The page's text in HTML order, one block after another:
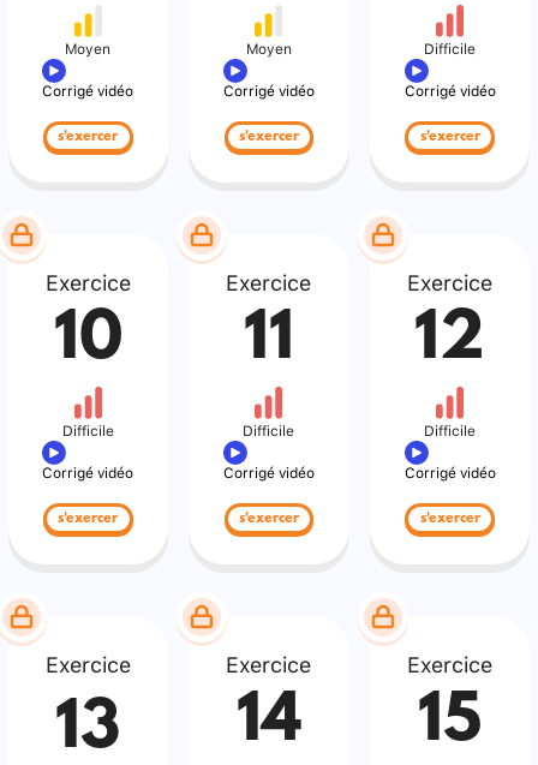
Moyen
Corrigé vidéo
s'exercer
Moyen
Corrigé vidéo
s'exercer
Difficile
Corrigé vidéo
s'exercer
Exercice
10
Difficile
Corrigé vidéo
s'exercer
Exercice
11
Difficile
Corrigé vidéo
s'exercer
Exercice
12
Difficile
Corrigé vidéo
s'exercer
Exercice
13
Exercice
14
Exercice
15